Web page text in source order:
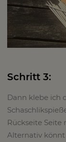
Schritt 3:
Dann klebe ich
Rückseite
Alternativ